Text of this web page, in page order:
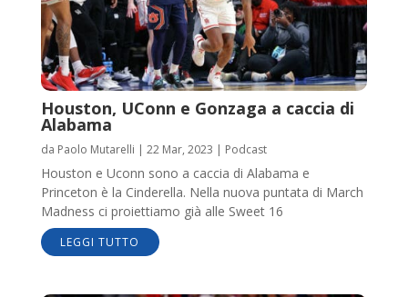
Houston, UConn e Gonzaga a caccia di
Alabama
da Paolo Mutarelli | 22 Mar, 2023 | Podcast
Houston e Uconn sono a caccia di Alabama e
Princeton è la Cinderella. Nella nuova puntata di March
Madness ci proiettiamo già alle Sweet 16
LEGGI TUTTO